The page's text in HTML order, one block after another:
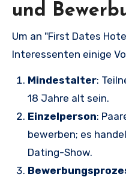
und
Um an "First Dates
Interessenten einige
Mindestalter:
18 Jahre alt sein.
Einzelperson:
bewerben; es
Dating-Show.